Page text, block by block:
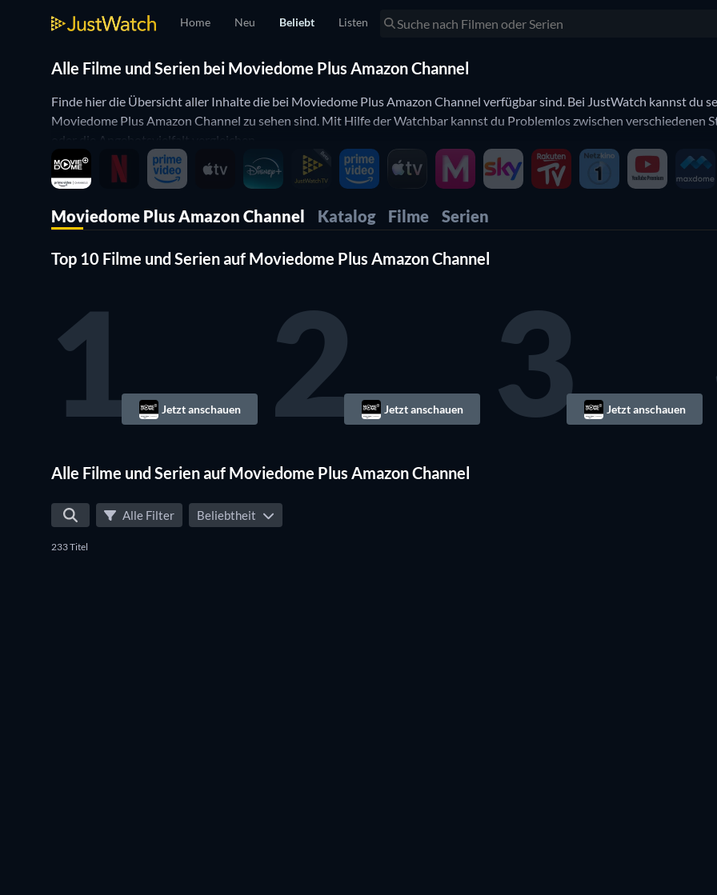
Home Neu Beliebt Listen
Alle Filme und Serien bei Moviedome Plus Amazon Channel
Finde hier die Übersicht aller Inhalte die bei Moviedome Plus Amazon Channel verfügbar sind. Bei JustWatch kannst du
Moviedome Plus Amazon Channel zu sehen sind. Mit Hilfe der Watchbar kannst du Problemlos zwischen verschiedenen
oder die Angebotsvielfalt vergleichen.
Moviedome Plus Amazon Channel Katalog Filme Serien
Top 10 Filme und Serien auf Moviedome Plus Amazon Channel
1 Jetzt anschauen 2 Jetzt anschauen 3 Jetzt anschauen
Alle Filme und Serien auf Moviedome Plus Amazon Channel
Alle Filter Beliebtheit
233 Titel